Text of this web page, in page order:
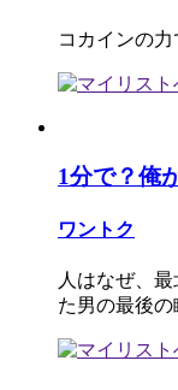
コカインの力
1分で？俺
ワントク
人はなぜ、
た男の最後の